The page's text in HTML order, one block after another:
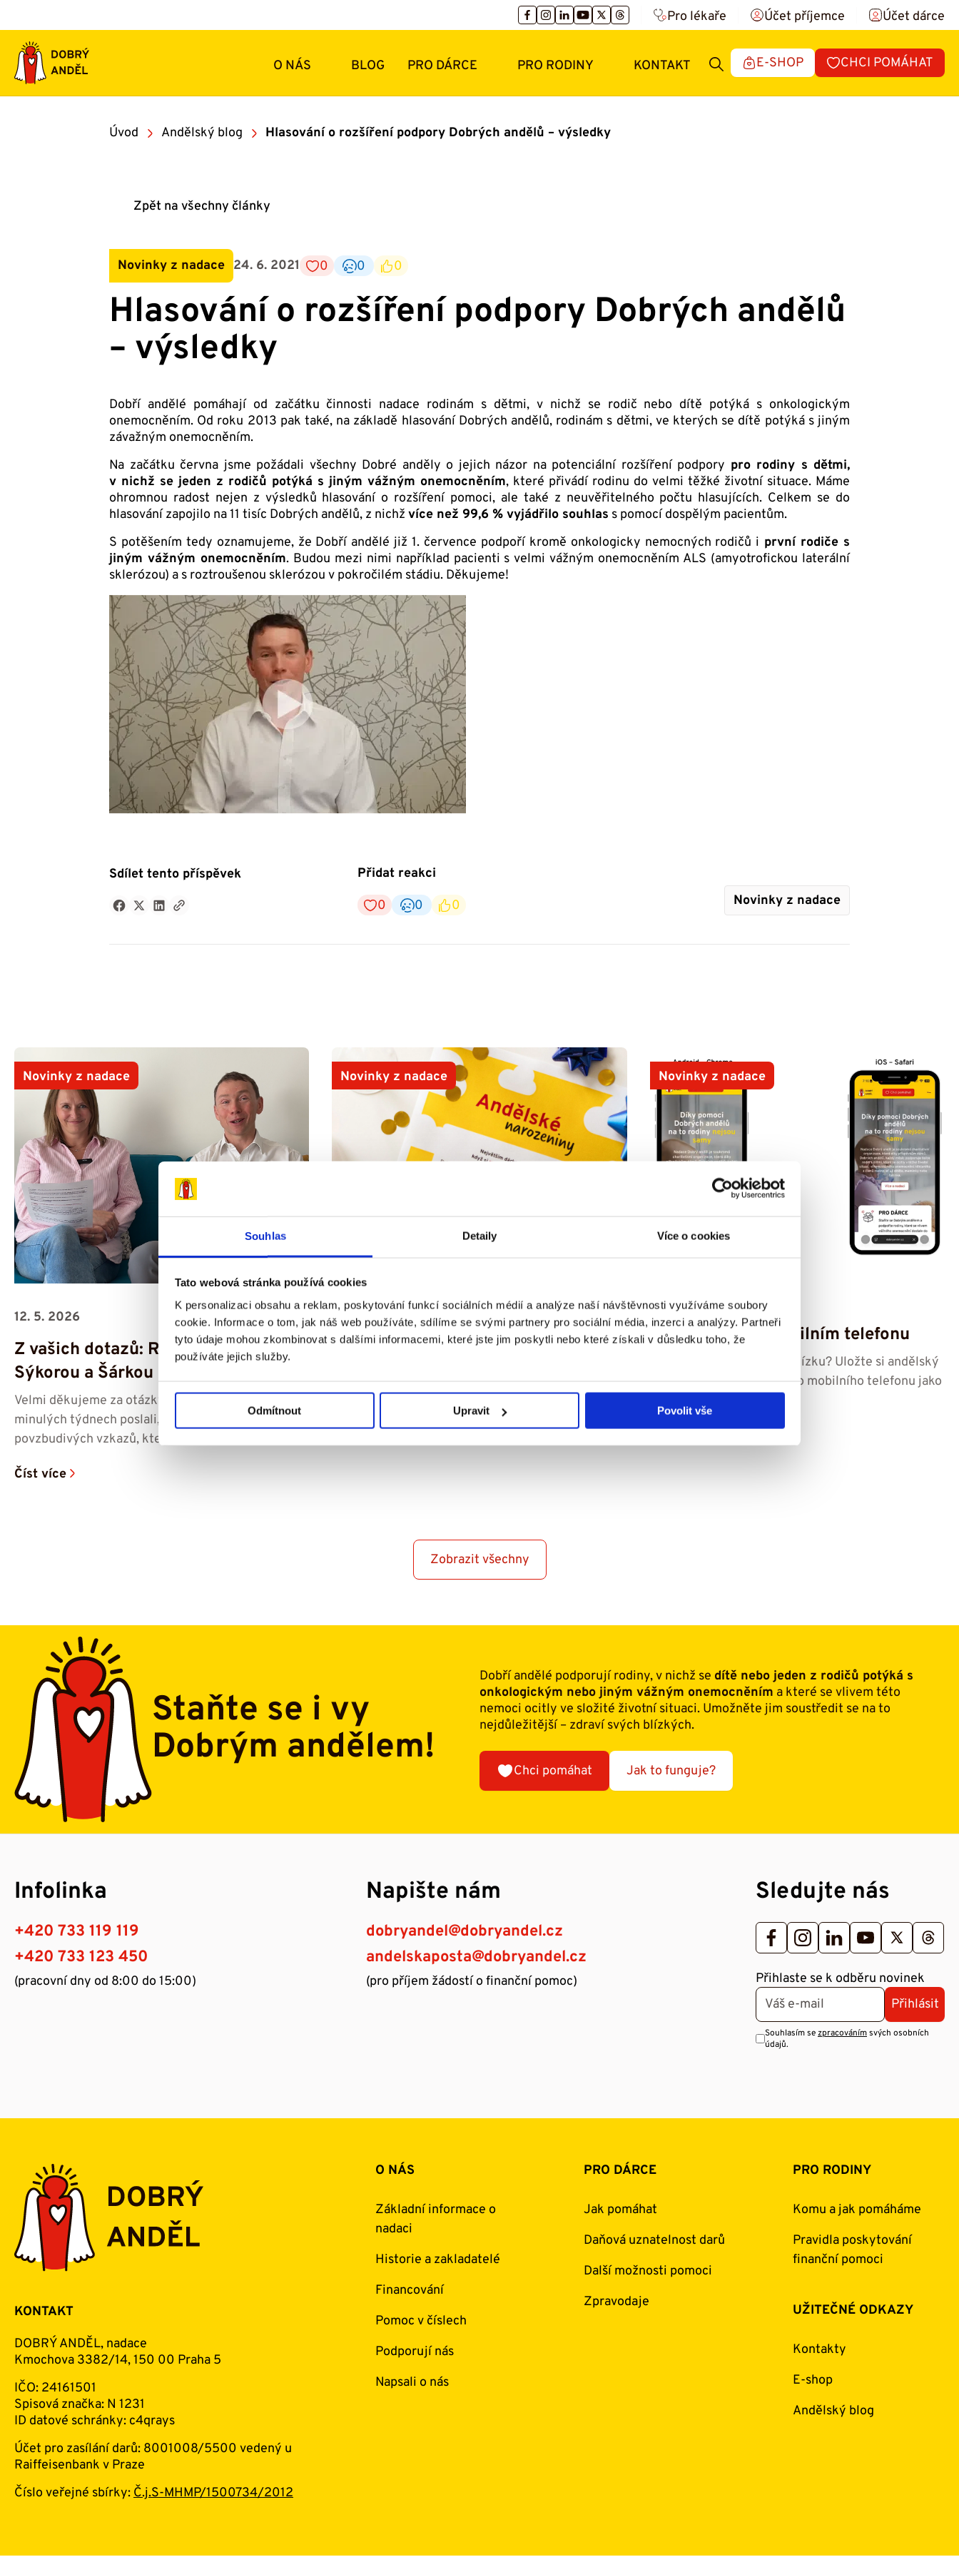
Souhlas Detaily Více o cookies
Tato webová stránka používá cookies
K personalizaci obsahu a reklam, poskytování funkcí sociálních médií a analýze naší návštěvnosti využíváme soubory
cookie. Informace o tom, jak náš web používáte, sdílíme se svými partnery pro sociální média, inzerci a analýzy. Partneři
tyto údaje mohou zkombinovat s dalšími informacemi, které jste jim poskytli nebo které získali v důsledku toho, že
používáte jejich služby.
Odmítnout Upravit Povolit vše
obsah
Pro lékaře Účet příjemce Účet dárce
O NÁS BLOG PRO DÁRCE PRO RODINY KONTAKT E-SHOP CHCI POMÁHAT
Úvod Andělský blog Hlasování o rozšíření podpory Dobrých andělů – výsledky
Zpět na všechny články
Novinky z nadace 24. 6. 2021 0 0 0
Hlasování o rozšíření podpory Dobrých andělů
– výsledky
Dobří andělé pomáhají od začátku činnosti nadace rodinám s dětmi, v nichž se rodič nebo dítě potýká s onkologickým
onemocněním. Od roku 2013 pak také, na základě hlasování Dobrých andělů, rodinám s dětmi, ve kterých se dítě potýká s jiným
závažným onemocněním.
Na začátku června jsme požádali všechny Dobré anděly o jejich názor na potenciální rozšíření podpory pro rodiny s dětmi,
v nichž se jeden z rodičů potýká s jiným vážným onemocněním, které přivádí rodinu do velmi těžké životní situace. Máme
ohromnou radost nejen z výsledků hlasování o rozšíření pomoci, ale také z neuvěřitelného počtu hlasujících. Celkem se do
hlasování zapojilo na 11 tisíc Dobrých andělů, z nichž více než 99,6 % vyjádřilo souhlas s pomocí dospělým pacientům.
S potěšením tedy oznamujeme, že Dobří andělé již 1. července podpoří kromě onkologicky nemocných rodičů i první rodiče s
jiným vážným onemocněním. Budou mezi nimi například pacienti s velmi vážným onemocněním ALS (amyotrofickou laterální
sklerózou) a s roztroušenou sklerózou v pokročilém stádiu. Děkujeme!
Sdílet tento příspěvek
Přidat reakci
0
0 0 Novinky z nadace
Novinky z nadace
12. 5. 2026
Z vašich dotazů: Rozhovor s Petrem
Sýkorou a Šárkou Procházkovou
Velmi děkujeme za otázky, které jste nám v
minulých týdnech poslali, a taky za spoustu
povzbudivých vzkazů, které jsme od...
Číst více
Novinky z nadace
29. 4. 2026
Andělské oslavy
oslavám. Ať už plánujete malou (nebo větší 🥳)
Novinky z nadace
18. 3. 2026
Dobrý anděl v mobilním telefonu
Chcete nám být stále na blízku? Uložte si andělský
web přímo na plochu svého mobilního telefonu jako
Zobrazit všechny
Staňte se i vy
Dobrým andělem!
Dobří andělé podporují rodiny, v nichž se dítě nebo jeden z rodičů potýká s
onkologickým nebo jiným vážným onemocněním a které se vlivem této
nemoci ocitly ve složité životní situaci. Umožněte jim soustředit se na to
nejdůležitější – zdraví svých blízkých.
Chci pomáhat Jak to funguje?
Infolinka
+420 733 119 119
+420 733 123 450
(pracovní dny od 8:00 do 15:00)
Napište nám
dobryandel@dobryandel.cz
andelskaposta@dobryandel.cz
(pro příjem žádostí o finanční pomoc)
Sledujte nás
Přihlaste se k odběru novinek
Přihlásit
Souhlasím sezpracovánímsvých osobních
údajů.
KONTAKT
DOBRÝ ANDĚL, nadace
Kmochova 3382/14, 150 00 Praha 5
IČO: 24161501
Spisová značka: N 1231
ID datové schránky: c4qrays
Účet pro zasílání darů: 8001008/5500 vedený u
Raiffeisenbank v Praze
Číslo veřejné sbírky:Č.j.S-MHMP/1500734/2012
O NÁS
Základní informace o
nadaci
Historie a zakladatelé
Financování
Pomoc v číslech
Podporují nás
Napsali o nás
PRO DÁRCE
Jak pomáhat
Daňová uznatelnost darů
Další možnosti pomoci
Zpravodaje
PRO RODINY
Komu a jak pomáháme
Pravidla poskytování
finanční pomoci
UŽITEČNÉ ODKAZY
Kontakty
E-shop
Andělský blog